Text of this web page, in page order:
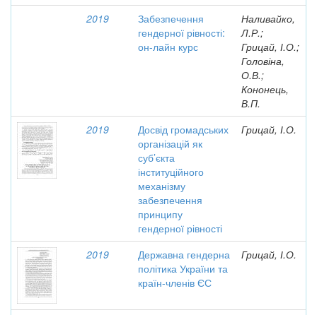
2019
Забезпечення
гендерної рівності:
он-лайн курс
Наливайко,
Л.Р.;
Грицай, І.О.;
Головіна,
О.В.;
Кононець,
В.П.
2019
Досвід громадських
організацій як
суб’єкта
інституційного
механізму
забезпечення
принципу
гендерної рівності
Грицай, І.О.
2019
Державна гендерна
політика України та
країн-членів ЄС
Грицай, І.О.